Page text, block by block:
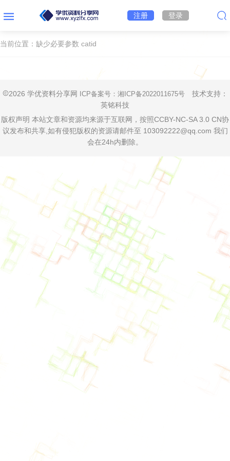
注册 登录
当前位置：缺少必要参数 catid
2026 学优资料分享网 ICP备案号： 湘ICP备2022011675号技术支持：
英铭科技
版权声明 本站文章和资源均来源于互联网，按照CCBY-NC-SA 3.0 CN协
议发布和共享,如有侵犯版权的资源请邮件至 103092222@qq.com 我们
会在24h内删除。